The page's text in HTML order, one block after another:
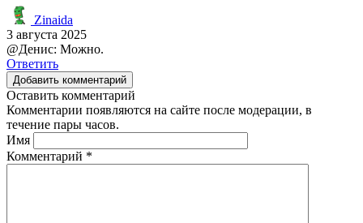
Zinaida
3 августа 2025
@Денис: Можно.
Ответить
Добавить комментарий
Оставить комментарий
Комментарии появляются на сайте после модерации, в
течение пары часов.
Имя
Комментарий *